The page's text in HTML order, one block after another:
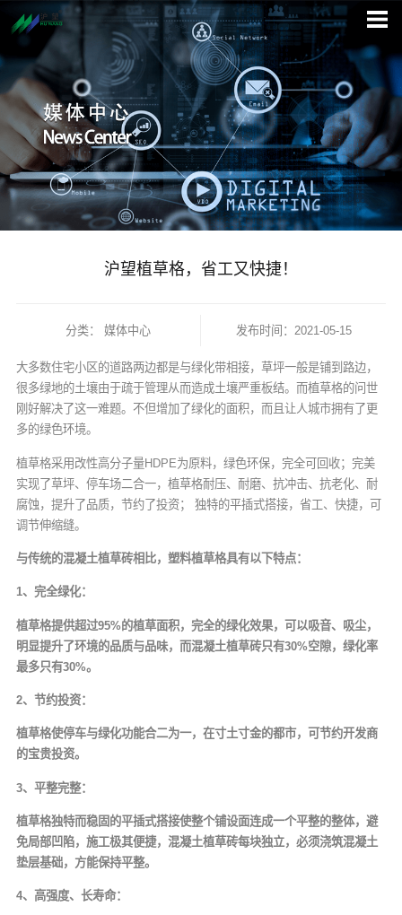
沪望植草格，省工又快捷！
分类： 媒体中心 发布时间：2021-05-15
大多数住宅小区的道路两边都是与绿化带相接，草坪一般是铺到路边，
很多绿地的土壤由于疏于管理从而造成土壤严重板结。而植草格的问世
刚好解决了这一难题。不但增加了绿化的面积，而且让人城市拥有了更
多的绿色环境。
植草格采用改性高分子量HDPE为原料，绿色环保，完全可回收；完美
实现了草坪、停车场二合一，植草格耐压、耐磨、抗冲击、抗老化、耐
腐蚀，提升了品质，节约了投资； 独特的平插式搭接，省工、快捷，可
调节伸缩缝。
与传统的混凝土植草砖相比，塑料植草格具有以下特点：
1、完全绿化：
植草格提供超过95%的植草面积，完全的绿化效果，可以吸音、吸尘，
明显提升了环境的品质与品味，而混凝土植草砖只有30%空隙，绿化率
最多只有30%。
2、节约投资：
植草格使停车与绿化功能合二为一，在寸土寸金的都市，可节约开发商
的宝贵投资。
3、平整完整：
植草格独特而稳固的平插式搭接使整个铺设面连成一个平整的整体，避
免局部凹陷，施工极其便捷，混凝土植草砖每块独立，必须浇筑混凝土
垫层基础，方能保持平整。
4、高强度、长寿命：